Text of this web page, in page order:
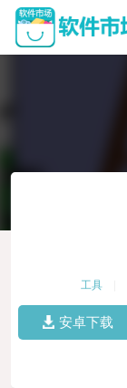
工具
安卓下载